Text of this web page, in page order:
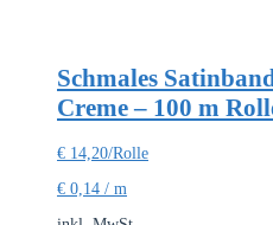
Schmales
Creme – 100 m
€ 14,20/Rolle
€ 0,14 / m